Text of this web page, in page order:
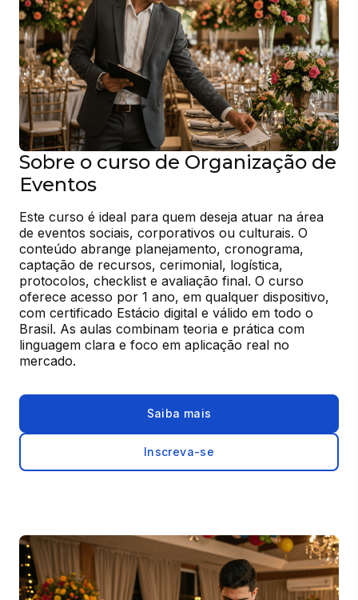
Sobre o curso de Organização de
Eventos
Este curso é ideal para quem deseja atuar na área
de eventos sociais, corporativos ou culturais. O
conteúdo abrange planejamento, cronograma,
captação de recursos, cerimonial, logística,
protocolos, checklist e avaliação final. O curso
oferece acesso por 1 ano, em qualquer dispositivo,
com certificado Estácio digital e válido em todo o
Brasil. As aulas combinam teoria e prática com
linguagem clara e foco em aplicação real no
mercado.
Inscreva-se
Saiba mais